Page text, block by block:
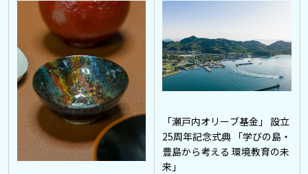
「瀬戸内オリーブ基金」 設立
25周年記念式典 「学びの島・
豊島から考える 環境教育の未
来」